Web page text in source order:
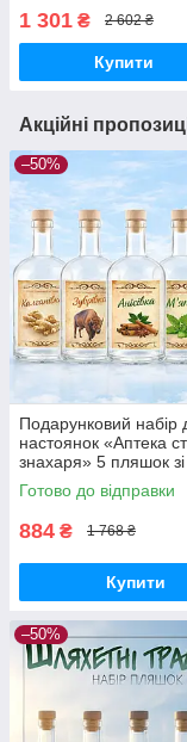
1 301 ₴ 2 602 ₴
Купити
Акційні
–50%
Подарунковий набір
настоянок «Аптека
знахаря» 5 пляшок зі
спеціями, бокс для
подарунок чоловіку
Готово до відправки
884 ₴ 1 768 ₴
Купити
–50%